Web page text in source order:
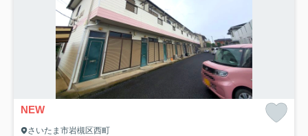
NEW
さいたま市岩槻区西町